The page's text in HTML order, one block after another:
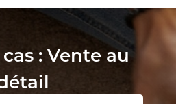
: Vente au